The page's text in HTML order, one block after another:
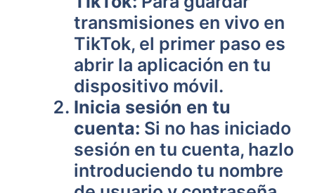
transmisiones en vivo en
TikTok, el primer paso es
abrir la aplicación en tu
dispositivo móvil.
Inicia sesión en tu
cuenta: Si no has iniciado
sesión en tu cuenta, hazlo
introduciendo tu nombre